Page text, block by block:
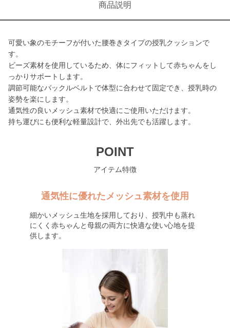
商品説明
可愛い象のモチーフが付いた腰巻きタイプの授乳クッションで
す。
ビーズ素材を使用しているため、体にフィットして赤ちゃんをし
っかりサポートします。
調節可能なバックルベルトで体型に合わせて固定でき、授乳時の
姿勢を楽にします。
通気性の良いメッシュ素材で快適にご使用いただけます。
持ち運びにも便利な軽量設計で、外出先でも活躍します。
POINT
アイテム特徴
通気性に優れたメッシュ素材を使用
細かいメッシュ生地を採用しており、授乳中も蒸れ
にくく赤ちゃんと母親の両方に快適な使い心地を提
供します。